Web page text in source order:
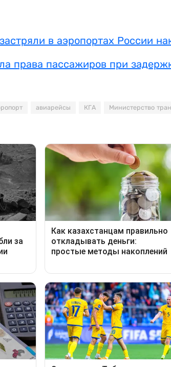
в аэропортах России
права пассажиров при
авиарейсы КГА Министерство